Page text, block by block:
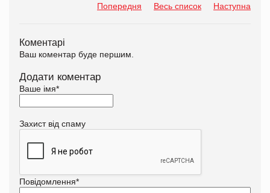
Попередня Весь список Наступна
Коментарі
Ваш коментар буде першим.
Додати коментар
Ваше імя*
Захист від спаму
Повідомлення*